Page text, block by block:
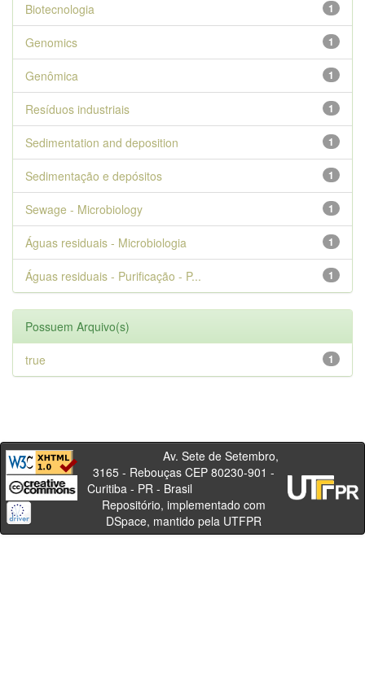
1
Biotecnologia
1
Genomics
1
Genômica
1
Resíduos industriais
1
Sedimentation and deposition
1
Sedimentação e depósitos
1
Sewage - Microbiology
1
Águas residuais - Microbiologia
1
Águas residuais - Purificação - P...
Possuem Arquivo(s)
1
true
Av. Sete de Setembro,
3165 - Rebouças CEP 80230-901 -
Curitiba - PR - Brasil
Repositório, implementado com
DSpace, mantido pela UTFPR